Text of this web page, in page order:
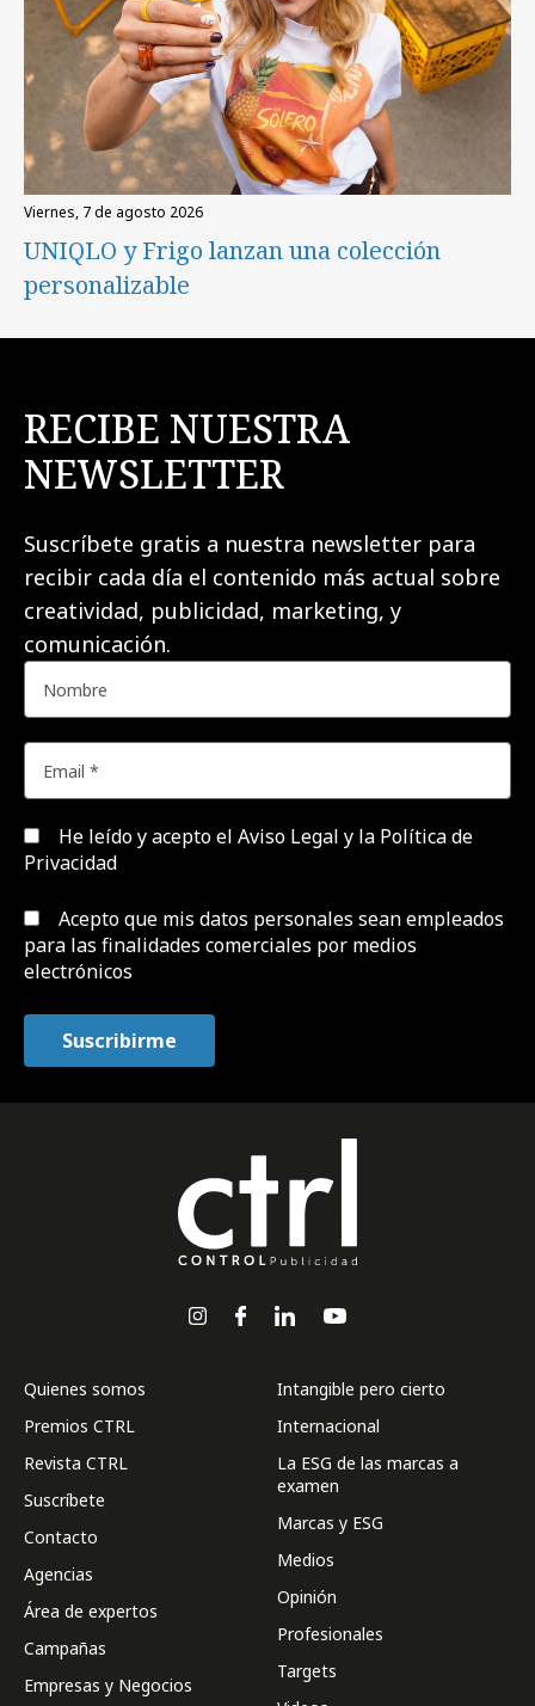
viernes, 7 de agosto 2026
UNIQLO y Frigo lanzan una colección
personalizable
RECIBE NUESTRA
NEWSLETTER
Suscríbete gratis a nuestra newsletter para
recibir cada día el contenido más actual sobre
creatividad, publicidad, marketing, y
comunicación.
He leído y acepto el Aviso Legal y la Política de
Privacidad
Acepto que mis datos personales sean empleados
para las finalidades comerciales por medios
electrónicos
Quienes somos
Premios CTRL
Revista CTRL
Suscríbete
Contacto
Agencias
Área de expertos
Campañas
Empresas y Negocios
Intangible pero cierto
Internacional
La ESG de las marcas a
examen
Marcas y ESG
Medios
Opinión
Profesionales
Targets